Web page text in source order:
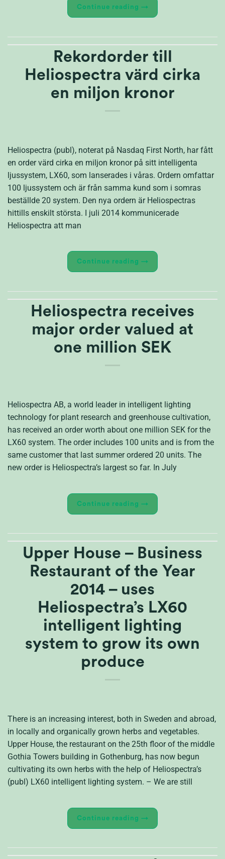
Continue reading →
Rekordorder till
Heliospectra värd cirka
en miljon kronor
Heliospectra (publ), noterat på Nasdaq First North, har fått
en order värd cirka en miljon kronor på sitt intelligenta
ljussystem, LX60, som lanserades i våras. Ordern omfattar
100 ljussystem och är från samma kund som i somras
beställde 20 system. Den nya ordern är Heliospectras
hittills enskilt största. I juli 2014 kommunicerade
Heliospectra att man
Continue reading →
Heliospectra receives
major order valued at
one million SEK
Heliospectra AB, a world leader in intelligent lighting
technology for plant research and greenhouse cultivation,
has received an order worth about one million SEK for the
LX60 system. The order includes 100 units and is from the
same customer that last summer ordered 20 units. The
new order is Heliospectra’s largest so far. In July
Continue reading →
Upper House – Business
Restaurant of the Year
2014 – uses
Heliospectra’s LX60
intelligent lighting
system to grow its own
produce
There is an increasing interest, both in Sweden and abroad,
in locally and organically grown herbs and vegetables.
Upper House, the restaurant on the 25th floor of the middle
Gothia Towers building in Gothenburg, has now begun
cultivating its own herbs with the help of Heliospectra’s
(publ) LX60 intelligent lighting system. – We are still
Continue reading →